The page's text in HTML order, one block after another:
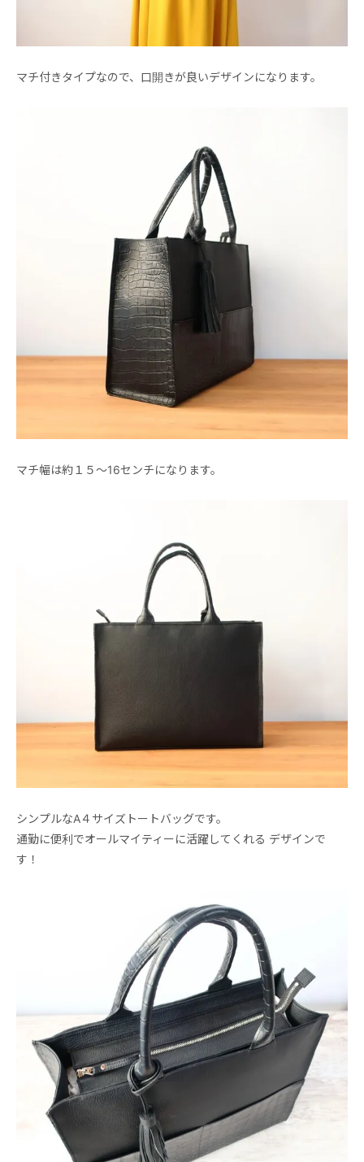
マチ付きタイプなので、口開きが良いデザインになります。
マチ幅は約１５～16センチになります。
シンプルなA４サイズトートバッグです。
通勤に便利でオールマイティーに活躍してくれる デザインで
す！